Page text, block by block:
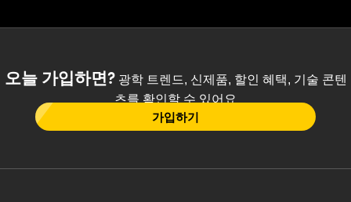
오늘 가입하면?광학 트렌드, 신제품, 할인 혜택, 기술 콘텐
츠를 확인할 수 있어요
가입하기